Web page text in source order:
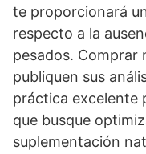
te proporcionará
respecto a la
pesados. Comprar
publiquen sus
práctica excelente
que busque
suplementación